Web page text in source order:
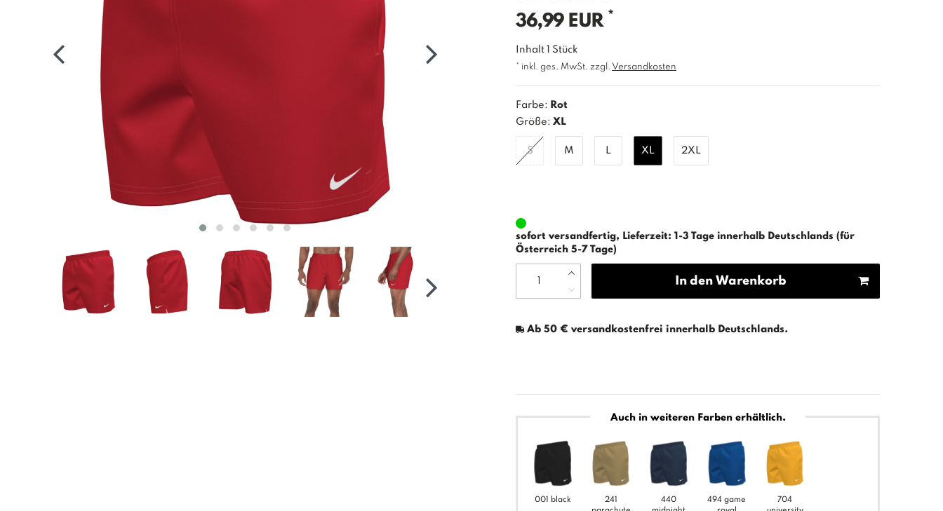
36,99 EUR *
Inhalt Stück
* inkl. ges. MwSt. zzgl. Versandkosten
Farbe: Rot
Größe: XL
S M L XL 2XL
sofort versandfertig, Lieferzeit: 1-3 Tage innerhalb Deutschlands (für
Österreich 5-7 Tage)
In den Warenkorb
Ab 50 € versandkostenfrei innerhalb Deutschlands.
Auch in weiteren Farben erhältlich.
001 black
241
440
494 game
704